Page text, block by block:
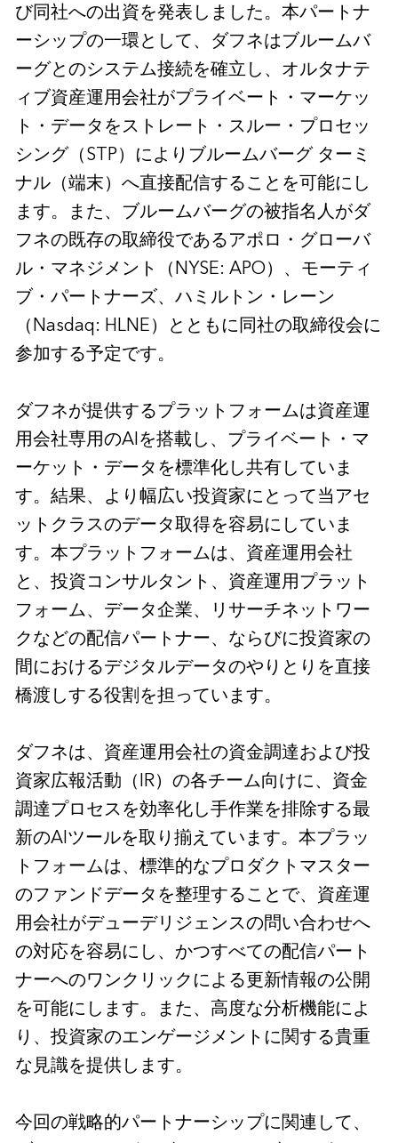
び同社への出資を発表しました。本パートナ
ーシップの一環として、ダフネはブルームバ
ーグとのシステム接続を確立し、オルタナテ
ィブ資産運用会社がプライベート・マーケッ
ト・データをストレート・スルー・プロセッ
シング（STP）によりブルームバーグ ターミ
ナル（端末）へ直接配信することを可能にし
ます。また、ブルームバーグの被指名人がダ
フネの既存の取締役であるアポロ・グローバ
ル・マネジメント（NYSE: APO）、モーティ
ブ・パートナーズ、ハミルトン・レーン
（Nasdaq: HLNE）とともに同社の取締役会に
参加する予定です。
ダフネが提供するプラットフォームは資産運
用会社専用のAIを搭載し、プライベート・マ
ーケット・データを標準化し共有していま
す。結果、より幅広い投資家にとって当アセ
ットクラスのデータ取得を容易にしていま
す。本プラットフォームは、資産運用会社
と、投資コンサルタント、資産運用プラット
フォーム、データ企業、リサーチネットワー
クなどの配信パートナー、ならびに投資家の
間におけるデジタルデータのやりとりを直接
橋渡しする役割を担っています。
ダフネは、資産運用会社の資金調達および投
資家広報活動（IR）の各チーム向けに、資金
調達プロセスを効率化し手作業を排除する最
新のAIツールを取り揃えています。本プラッ
トフォームは、標準的なプロダクトマスター
のファンドデータを整理することで、資産運
用会社がデューデリジェンスの問い合わせへ
の対応を容易にし、かつすべての配信パート
ナーへのワンクリックによる更新情報の公開
を可能にします。また、高度な分析機能によ
り、投資家のエンゲージメントに関する貴重
な見識を提供します。
今回の戦略的パートナーシップに関連して、